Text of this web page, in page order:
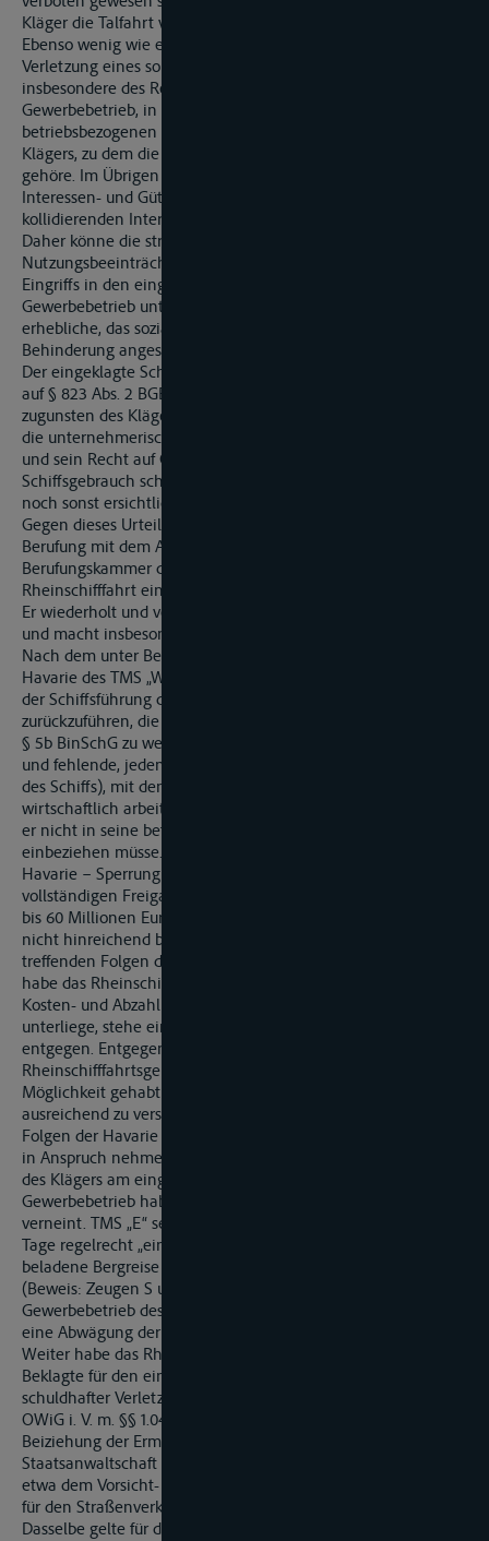
Kläger die Talfahrt vom Hafen L aus antreten können.
Ebenso wenig wie eine Eigentumsverletzung komme die
Verletzung eines sonstigen Rechts nach § 823 Abs. 1 BGB,
insbesondere des Rechts am eingerichteten und ausgeübten
Gewerbebetrieb, in Betracht. Dafür fehle es an einem
betriebsbezogenen Eingriff in den Gewerbebetrieb des
Klägers, zu dem die Schiffbarkeit einer Wasserstraße nicht
gehöre. Im Übrigen müsse auch bei diesem Recht eine
Interessen- und Güterabwägung mit den im Einzelfall
kollidierenden Interessen anderer vorgenommen werden.
Daher könne die streitgegenständliche
Nutzungsbeeinträchtigung auch unter dem Aspekt eines
Eingriffs in den eingerichteten und ausgeübten
Gewerbebetrieb unterhalb einer Dauer von 14 Tagen nicht als
erhebliche, das sozial übliche Maß übersteigende
Behinderung angesehen werden.
Der eingeklagte Schadensersatzanspruch könne auch nicht
auf § 823 Abs. 2 BGB gestützt werden. Die Verletzung eines
zugunsten des Klägers bestehenden Schutzgesetzes, das auch
die unternehmerische Bewegungsfreiheit eines Schiffseigners
und sein Recht auf Gewinnerzielung durch den
Schiffsgebrauch schütze, sei weder vom Kläger vorgetragen
noch sonst ersichtlich.
Gegen dieses Urteil hat der Kläger form- und fristgerecht
Berufung mit dem Antrag auf Entscheidung durch die
Berufungskammer der Zentralkommission für die
Rheinschifffahrt eingelegt und diese fristgerecht begründet.
Er wiederholt und vertieft sein erstinstanzliches Vorbringen
und macht insbesondere geltend:
Nach dem unter Beweis gestellten Vortrag des Klägers sei die
Havarie des TMS „W“ auf schwere Pflichtverletzungen sowohl
der Schiffsführung des TMS „W“ als auch der Beklagten selbst
zurückzuführen, die als leichtfertiges Handeln im Sinne von
§ 5b BinSchG zu werten seien (falsche Beladung, Überladung
und fehlende, jedenfalls unzureichende Stabilitätsberechnung
des Schiffs), mit denen ein verantwortlich handelnder und
wirtschaftlich arbeitender Schiffsführer nicht rechnen und die
er nicht in seine betriebswirtschaftliche Kalkulation
einbeziehen müsse. Auch die schwerwiegenden Folgen der
Havarie – Sperrung des Rheins für 33 Tage bis zur
vollständigen Freigabe der Schifffahrt, Gesamtschaden von 50
bis 60 Millionen Euro – habe das Rheinschifffahrtsgericht
nicht hinreichend berücksichtigt. Auch die den Kläger selbst
treffenden Folgen der havariebedingten Schifffahrtssperre
habe das Rheinschifffahrtsgericht fehlerhaft beurteilt. Der
Kosten- und Abzahlungsdruck, dem er wie jeder Partikulier
unterliege, stehe einer Duldungspflicht von 14 Tagen
entgegen. Entgegen der Auffassung des
Rheinschifffahrtsgerichts habe der Kläger auch keine
Möglichkeit gehabt, sich gegen das Nutzungsausfallrisiko
ausreichend zu versichern, wohingegen die Beklagte für alle
Folgen der Havarie des TMS „W“ ihren Haftpflichtversicherer
in Anspruch nehmen könne. Auch eine Verletzung des Rechts
des Klägers am eingerichteten und ausgeübten
Gewerbebetrieb habe das Rheinschifffahrtsgericht zu Unrecht
verneint. TMS „E“ sei durch die Havarie des TMS „W“ über 7
Tage regelrecht „eingefroren“ gewesen und habe weder seine
beladene Bergreise fortsetzen noch zu Tal wenden können
(Beweis: Zeugen S und G). Dies stelle einen Eingriff in den
Gewerbebetrieb des Klägers dar. Zum selben Ergebnis führe
eine Abwägung der Schutzbedürftigkeit der Beteiligten.
Weiter habe das Rheinschifffahrtsgericht übersehen, dass die
Beklagte für den eingeklagten Schaden auch wegen
schuldhafter Verletzung von Schutzgesetzen – § 315a StGB,
OWiG i. V. m. §§ 1.04, 1.07 RheinSchPV – hafte (Beweis:
Beiziehung der Ermittlungsakten 2040 Js 21738/11 der
Staatsanwaltschaft Koblenz). § 1.04 RheinSchPV entspreche in
etwa dem Vorsicht- und Rücksichtnahmegebot des § 1 StVO
für den Straßenverkehr, das als Schutzgesetz anerkannt sei.
Dasselbe gelte für die Beladungsvorschrift des